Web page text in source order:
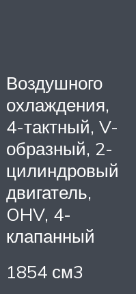
Воздушного
охлаждения,
4-тактный, V-
образный, 2-
цилиндровый
двигатель,
OHV, 4-
клапанный
1854 см3